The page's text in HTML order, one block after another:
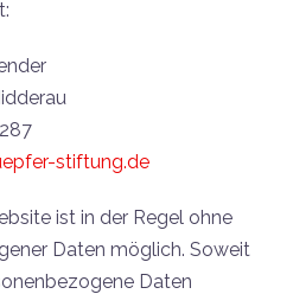
stiftung.de
ist in der Regel ohne
Daten möglich. Soweit
Daten